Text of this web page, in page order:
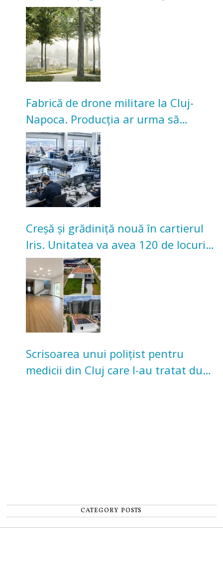
transformarea Grădinii Casei
Universitarilor
Fabrică de drone militare la Cluj-
Napoca. Producția ar urma să
înceapă în toamna acestui an
Creșă și grădiniță nouă în cartierul
Iris. Unitatea va avea 120 de locuri
pentru copii
Scrisoarea unui polițist pentru
medicii din Cluj care l-au tratat după
CATEGORY POSTS